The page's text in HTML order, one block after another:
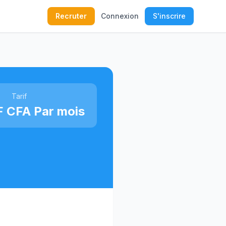
Recruter Connexion S'inscrire
Tarif
CFA Par mois